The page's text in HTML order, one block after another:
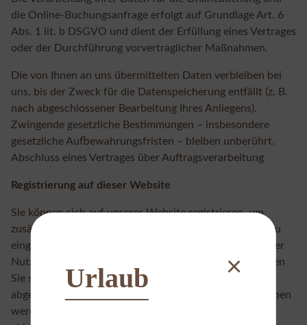
die Online-Buchungsanfrage erfolgt auf Grundlage Art. 6
Abs. 1 lit. b DSGVO und dient der Erfüllung eines Vertrages
oder der Durchführung vorvertraglicher Maßnahmen.
Die von Ihnen an uns übermittelten Daten verbleiben bei
uns, bis der Zweck für die Datenspeicherung entfällt (z. B.
nach abgeschlossener Bearbeitung Ihres Anliegens).
Zwingende gesetzliche Bestimmungen – insbesondere
gesetzliche Aufbewahrungsfristen – bleiben unberührt.
Abschluss eines Vertrages über Auftragsverarbeitung
Registrierung auf dieser Website
Sie können sich auf unserer Website registrieren, um
zusätzliche Funktionen auf der Seite zu nutzen. Die dazu
eingegebenen Daten verwenden wir nur zum Zwecke der
Nutzung des jeweiligen Angebotes oder Dienstes, für den
Sie sich registriert haben. Die bei der Registrierung
abgefragten Pflichtangaben müssen vollständig angegeben
werden. Anderenfalls werden wir die Registrierung
×
Urlaub